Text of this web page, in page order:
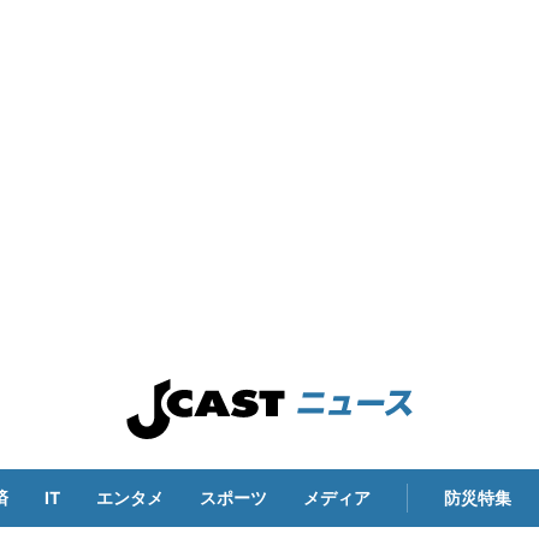
IT エンタメ スポーツ メディア 防災特集